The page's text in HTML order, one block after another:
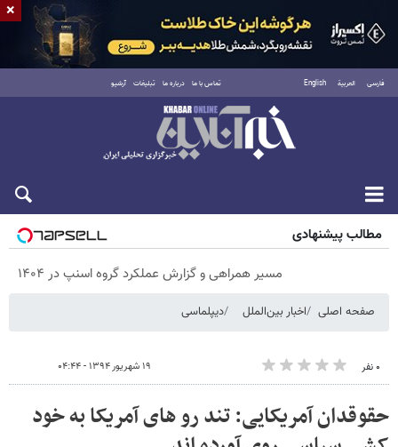
فارسی العربية English تماس با ما درباره ما تبلیغات آرشیو
پنجشنبه ۱۵ مرداد ۱۴۰۵
مطالب پیشنهادی
مسیر همراهی و گزارش عملکرد گروه اسنپ در ۱۴۰۴
صفحه اصلی اخبار بین‌الملل دیپلماسی
۰ نفر ۱۹ شهریور ۱۳۹۴ - ۰۴:۴۴
حقوقدان آمریکایی: تند رو های آمریکا به خود
×